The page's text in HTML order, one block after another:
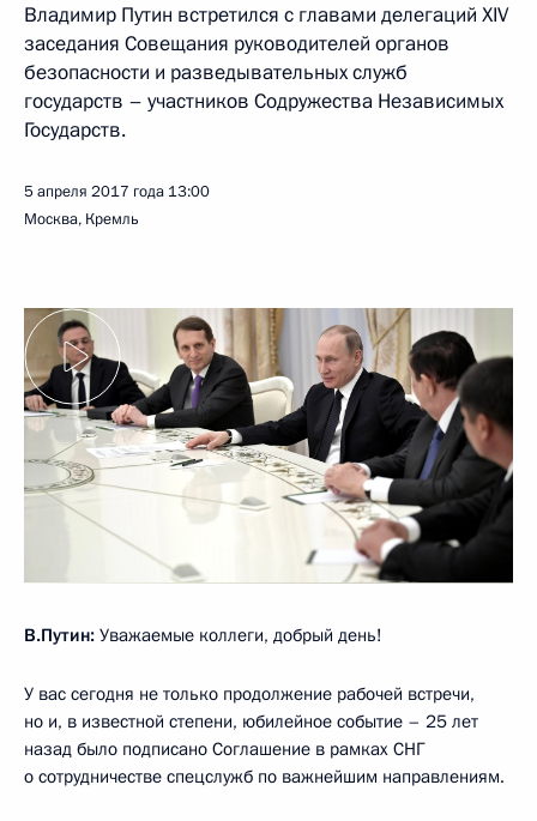
Владимир Путин встретился с главами делегаций XIV
заседания Совещания руководителей органов
безопасности и разведывательных служб
государств – участников Содружества Независимых
Государств.
5 апреля 2017 года 13:00
Москва, Кремль
В.Путин: Уважаемые коллеги, добрый день!
У вас сегодня не только продолжение рабочей встречи,
но и, в известной степени, юбилейное событие – 25 лет
назад было подписано Соглашение в рамках СНГ
о сотрудничестве спецслужб по важнейшим направлениям.